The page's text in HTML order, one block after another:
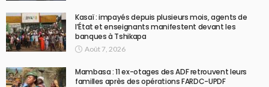
Kasaï : impayés depuis plusieurs mois, agents de
l’État et enseignants manifestent devant les
banques à Tshikapa
Août 7, 2026
Mambasa : 11 ex-otages des ADF retrouvent leurs
familles après des opérations FARDC-UPDF